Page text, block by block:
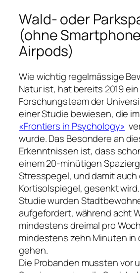
Wald- oder
(ohne
Airpods)
Wie wichtig regelmässige
Natur ist, hat bereits 2019 ein
Forschungsteam der
einer Studie bewiesen, die
«Frontiers in Psychology»
wurde. Das Besondere an
Erkenntnissen ist, dass
einem 20-minütigen
Stresspegel, und damit
Kortisolspiegel, gesenkt
Studie wurden
aufgefordert, während acht
mindestens dreimal pro
mindestens zehn Minuten in
gehen.
Die Probanden mussten vor